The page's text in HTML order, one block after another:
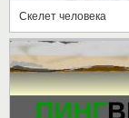
Скелет человека